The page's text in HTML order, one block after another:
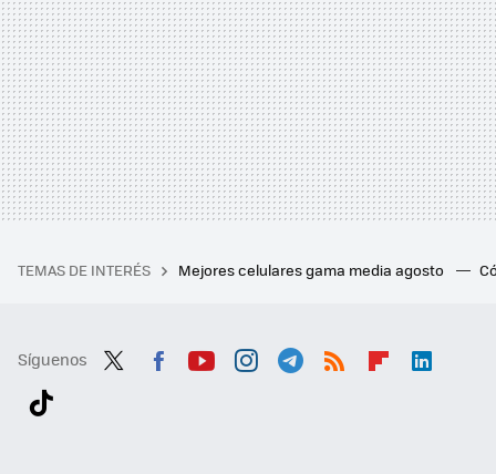
TEMAS DE INTERÉS Mejores celulares gama media agosto
Síguenos